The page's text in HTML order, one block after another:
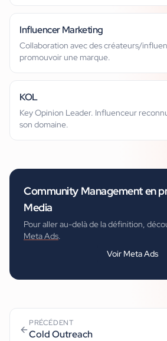
Influencer Marketing
Collaboration avec des créateurs/
promouvoir une marque.
KOL
Key Opinion Leader. Influenceur
son domaine.
Community Managementen
Media
Pour aller au-delà de la définition,
Meta Ads.
Voir Meta Ads
PRÉCÉDENT
Cold Outreach